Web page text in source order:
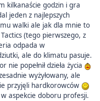
kilkanaście godzin i gra
jeden z najlepszych
walki ale jak dla mnie to
(tego pierwszego, z
odpada w
ale do klimatu pasuje.
popełnił dzieła życia
wyżyłowany, ale
przyjęli hardkorowców
aspekcie doboru profesji.